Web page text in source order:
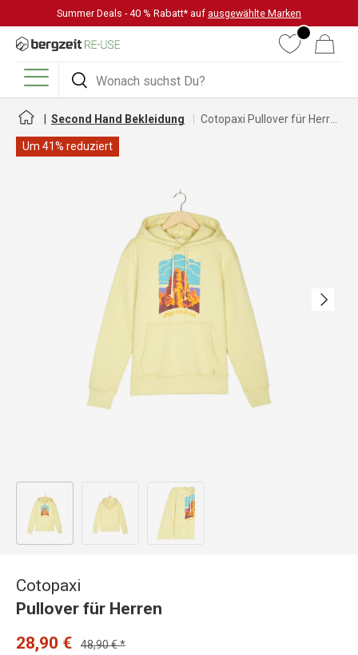
DIREKT ZUM INHALT
Summer Deals - 40 % Rabatt* auf ausgewählte Marken
Suchen
Suchen
WunschlisteWarenkorb
Menü
Second Hand Bekleidung
Um 41% reduziert
Nächste
Bild 1 in Galerieansicht laden
Cotopaxi
Pullover für Herren
28,90 €
48,90 € *